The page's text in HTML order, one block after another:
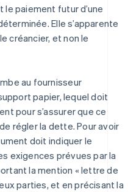
paiement futur d’une
Elle s’apparente
créancier, et non le
au fournisseur
papier, lequel doit
pour s’assurer que ce
régler la dette. Pour avoir
doit indiquer le
exigences prévues par la
la mention « lettre de
parties, et en précisant la